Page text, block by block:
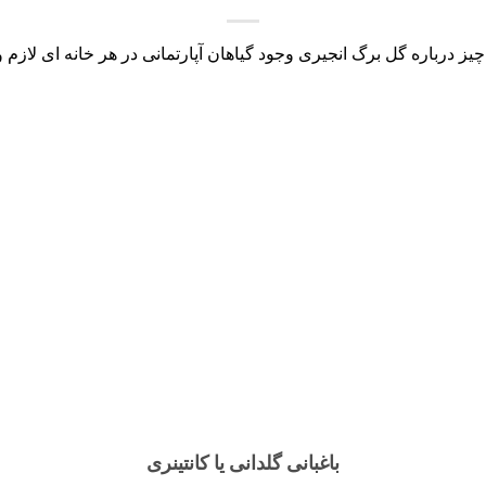
درباره گل برگ انجیری وجود گیاهان آپارتمانی در هر خانه ای لازم
باغبانی گلدانی یا کانتینری